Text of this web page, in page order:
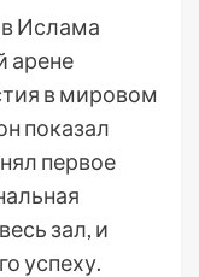
Ислама
арене
в мировом
показал
первое
зал, и
успеху.